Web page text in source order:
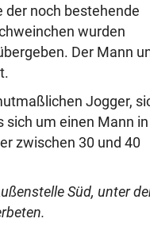
der noch bestehende
wurden
Der Mann
Jogger,
sich um einen Mann in
zwischen 30 und 40
Süd, unter